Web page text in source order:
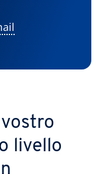
livello